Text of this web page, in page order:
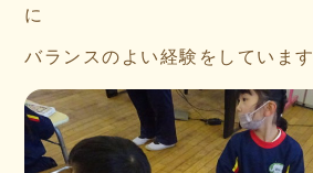
に
バランスのよい経験をしています